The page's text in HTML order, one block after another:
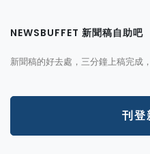
NEWSBUFFET 新聞稿自助吧
新聞稿的好去處，三分鐘上稿完成
刊登